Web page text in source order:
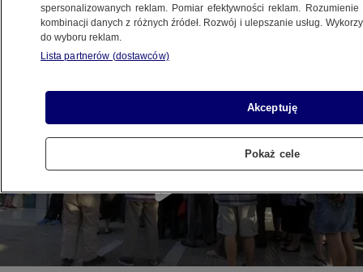
Udostępnij
spersonalizowanych reklam. Pomiar efektywności reklam.
kombinacji danych z różnych źródeł. Rozwój i ulepszanie usług.
do wyboru reklam.
Lista partnerów (dostawców)
Akceptuję
Pokaż cele